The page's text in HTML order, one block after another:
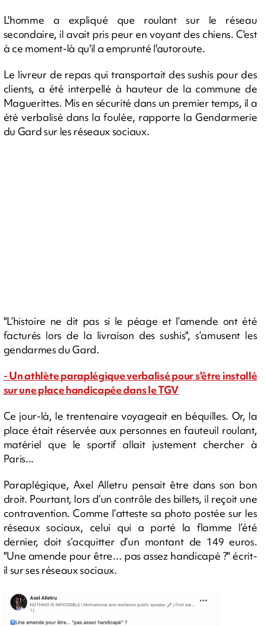
L'homme a expliqué que roulant sur le réseau
secondaire, il avait pris peur en voyant des chiens. C'est
à ce moment-là qu'il a emprunté l'autoroute.
Le livreur de repas qui transportait des sushis pour des
clients, a été interpellé à hauteur de la commune de
Maguerittes. Mis en sécurité dans un premier temps, il a
été verbalisé dans la foulée, rapporte la Gendarmerie
du Gard sur les réseaux sociaux.
"L’histoire ne dit pas si le péage et l’amende ont été
facturés lors de la livraison des sushis", s’amusent les
gendarmes du Gard.
- Un athlète paraplégique verbalisé pour s'être installé
sur une place handicapée dans le TGV
Ce jour-là, le trentenaire voyageait en béquilles. Or, la
place était réservée aux personnes en fauteuil roulant,
matériel que le sportif allait justement chercher à
Paris...
Paraplégique, Axel Alletru pensait être dans son bon
droit. Pourtant, lors d’un contrôle des billets, il reçoit une
contravention. Comme l’atteste sa photo postée sur les
réseaux sociaux, celui qui a porté la flamme l’été
dernier, doit s’acquitter d’un montant de 149 euros.
"Une amende pour être… pas assez handicapé ?" écrit-
il sur ses réseaux sociaux.